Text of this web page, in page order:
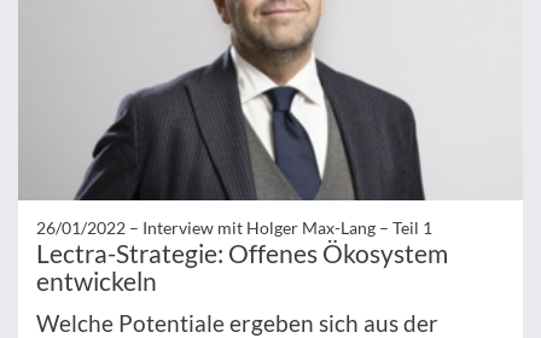
26/01/2022 – Interview mit Holger Max-Lang – Teil 1
Lectra-Strategie: Offenes Ökosystem
entwickeln
Welche Potentiale ergeben sich aus der